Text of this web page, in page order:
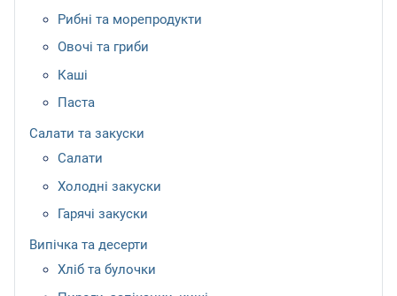
Рибні та морепродукти
Овочі та гриби
Каші
Паста
Салати та закуски
Салати
Холодні закуски
Гарячі закуски
Випічка та десерти
Хліб та булочки